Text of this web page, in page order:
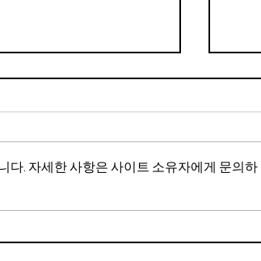
증상, 이렇게 완화해보
오트
다. 자세한 사항은 사이트 소유자에게 문의하